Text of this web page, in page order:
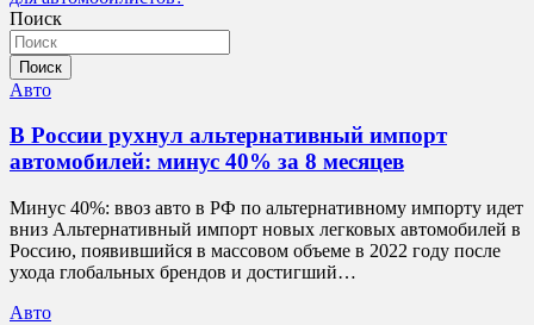
записям
Поиск
Поиск
Авто
В России рухнул альтернативный импорт
автомобилей: минус 40% за 8 месяцев
Минус 40%: ввоз авто в РФ по альтернативному импорту идет
вниз Альтернативный импорт новых легковых автомобилей в
Россию, появившийся в массовом объеме в 2022 году после
ухода глобальных брендов и достигший…
Авто